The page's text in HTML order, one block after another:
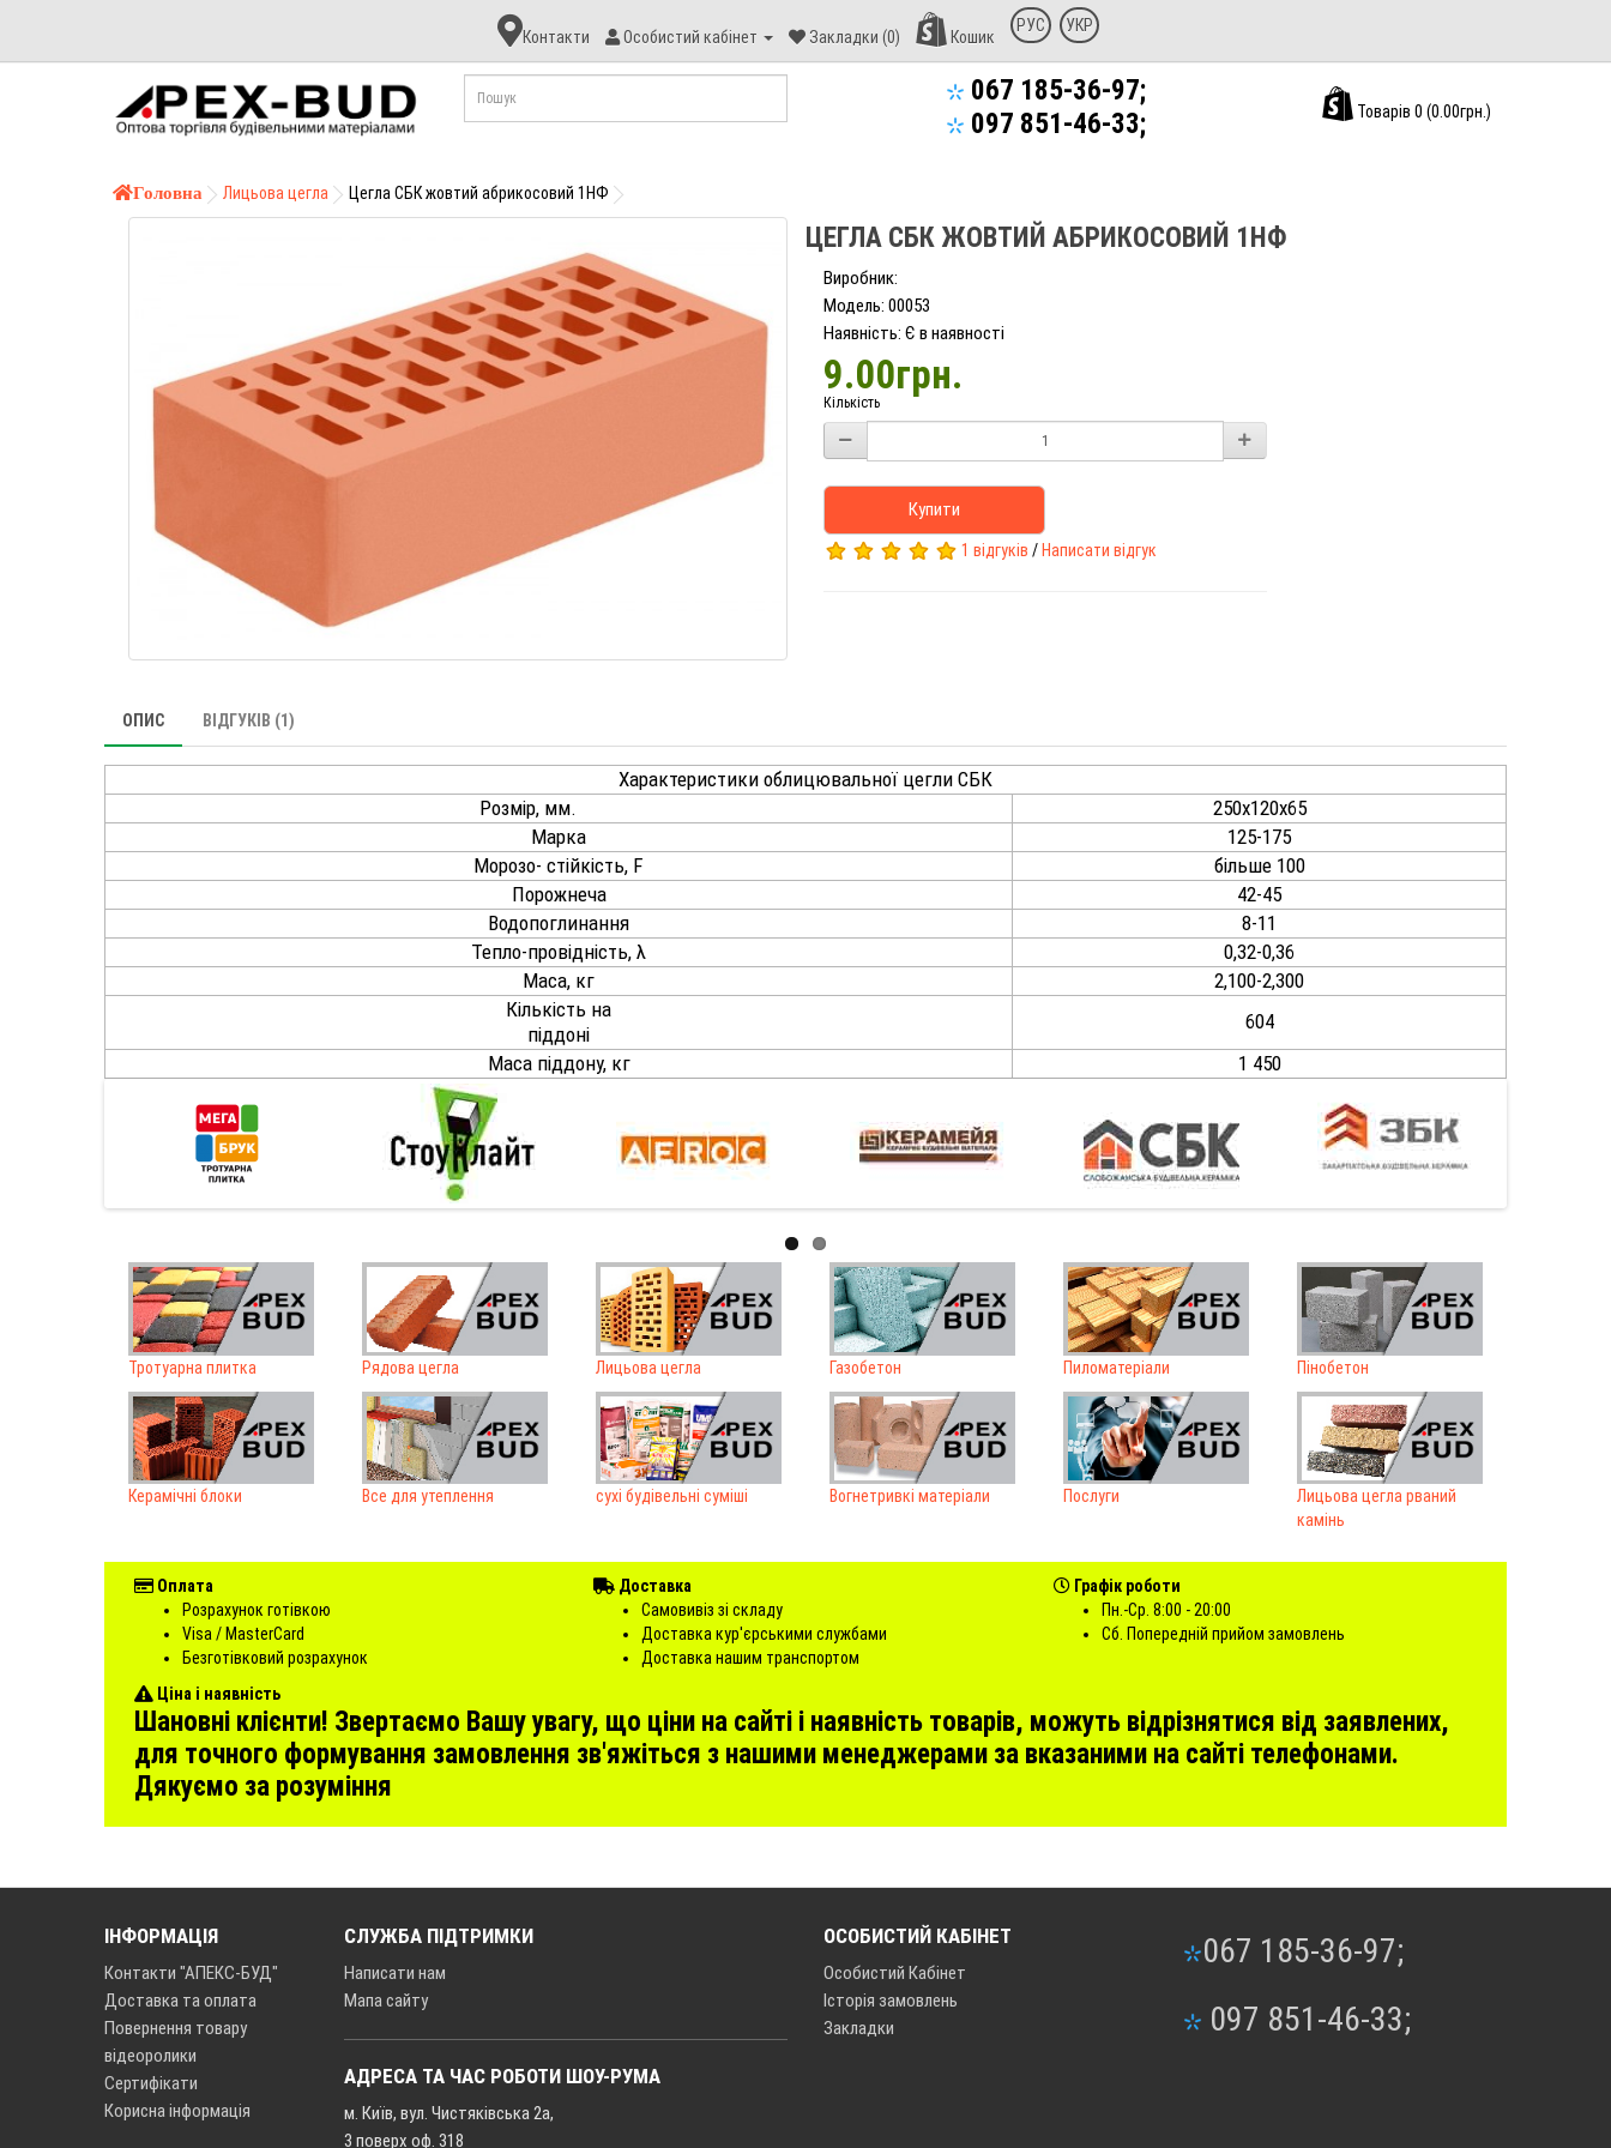
Контакт
Апекс-
Буд
Контакти Особистий кабінет Закладки (0) Кошик
РУС УКР
067 185-36-97;
097 851-46-33;
Товарів 0 (0.00грн.)
Головна Лицьова цегла Цегла СБК жовтий абрикосовий 1НФ
ЦЕГЛА СБК ЖОВТИЙ АБРИКОСОВИЙ 1НФ
Виробник:
Модель: 00053
Наявність: Є в наявності
9.00грн.
Кількість
Купити
1 відгуків / Написати відгук
ОПИС ВІДГУКІВ (1)
Характеристики облицювальної цегли СБК
Розмір, мм.
250х120х65
Марка
125-175
Морозо- стійкість, F
більше 100
Порожнеча
42-45
Водопоглинання
8-11
Тепло-провідність, λ
0,32-0,36
Маса, кг
2,100-2,300
Кількість на
піддоні
604
Маса піддону, кг
1 450
Тротуарна плитка Рядова цегла Лицьова цегла Газобетон Пиломатеріали Пінобетон
Керамічні блоки Все для утеплення сухі будівельні суміші Вогнетривкі матеріали Послуги
Лицьова цегла рваний
камінь
Оплата
Розрахунок готівкою
Visa / MasterCard
Безготівковий розрахунок
Доставка
Самовивіз зі складу
Доставка кур'єрськими службами
Доставка нашим транспортом
Графік роботи
Пн.-Ср. 8:00 - 20:00
Сб. Попередній прийом замовлень
Ціна і наявність
Шановні клієнти! Звертаємо Вашу увагу, що ціни на сайті і наявність товарів, можуть відрізнятися від заявлених,
для точного формування замовлення зв'яжіться з нашими менеджерами за вказаними на сайті телефонами.
Дякуємо за розуміння
ІНФОРМАЦІЯ
Контакти "АПЕКС-БУД"
Доставка та оплата
Повернення товару
відеоролики
Сертифікати
Корисна інформація
СЛУЖБА ПІДТРИМКИ
Написати нам
Мапа сайту
АДРЕСА ТА ЧАС РОБОТИ ШОУ-РУМА
м. Київ, вул. Чистяківська 2а,
3 поверх оф. 318
ОСОБИСТИЙ КАБІНЕТ
Особистий Кабінет
Історія замовлень
Закладки
067 185-36-97;
097 851-46-33;